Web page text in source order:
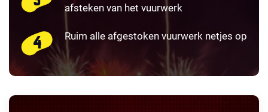
afsteken van het vuurwerk
Ruim alle afgestoken vuurwerk netjes op